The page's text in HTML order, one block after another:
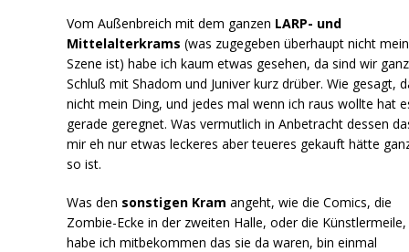
Vom Außenbreich mit dem ganzen LARP- und
Mittelalterkrams (was zugegeben überhaupt nicht
Szene ist) habe ich kaum etwas gesehen, da sind wir
Schluß mit Shadom und Juniver kurz drüber. Wie gesagt,
nicht mein Ding, und jedes mal wenn ich raus wollte hat
gerade geregnet. Was vermutlich in Anbetracht dessen
mir eh nur etwas leckeres aber teueres gekauft hätte
so ist.
Was den sonstigen Kram angeht, wie die Comics, die
Zombie-Ecke in der zweiten Halle, oder die
habe ich mitbekommen das sie da waren, bin einmal